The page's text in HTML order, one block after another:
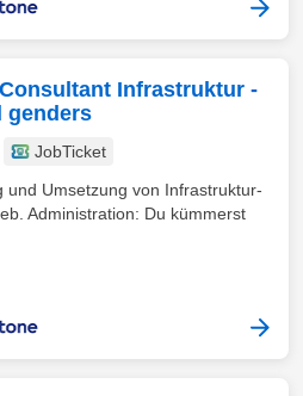
Infrastruktur -
genders
JobTicket
und Umsetzung von Infrastruktur-
Administration: Du kümmerst